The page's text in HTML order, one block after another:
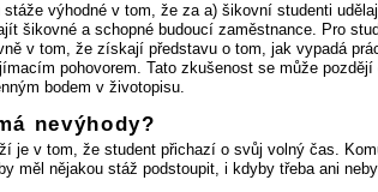
stáže výhodné v tom, že za a) šikovní studenti
šikovné a schopné budoucí zaměstnance. Pro
v tom, že získají představu o tom, jak vypadá
pohovorem. Tato zkušenost se může
bodem v životopisu.
nevýhody?
je v tom, že student přichazí o svůj volný čas.
měl nějakou stáž podstoupit, i kdyby třeba ani